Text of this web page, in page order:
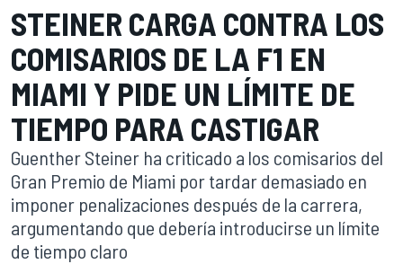
STEINER CARGA CONTRA LOS
COMISARIOS DE LA F1 EN
MIAMI Y PIDE UN LÍMITE DE
TIEMPO PARA CASTIGAR
Guenther Steiner ha criticado a los comisarios del
Gran Premio de Miami por tardar demasiado en
imponer penalizaciones después de la carrera,
argumentando que debería introducirse un límite
de tiempo claro